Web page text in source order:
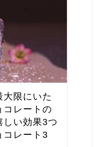
大限にいた
コレートの
しい効果3つ
コレート3